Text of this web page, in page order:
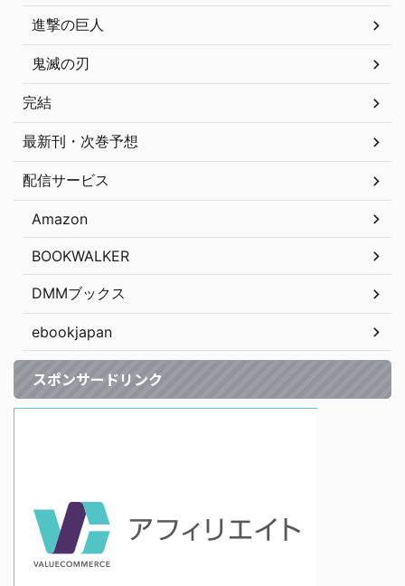
進撃の巨人
鬼滅の刃
完結
最新刊・次巻予想
配信サービス
Amazon
BOOKWALKER
DMMブックス
ebookjapan
スポンサードリンク